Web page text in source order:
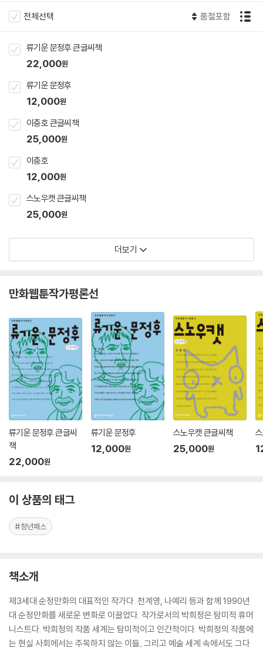
전체선택 품절포함
류기운 문정후 큰글씨책
22,000원
류기운 문정후
12,000원
이충호 큰글씨책
25,000원
이충호
12,000원
스노우캣 큰글씨책
25,000원
더보기
만화웹툰작가평론선
류기운 문정후 큰글씨
책
22,000원
류기운 문정후
12,000원
스노우캣 큰글씨책
25,000원
이 상품의 태그
#청년패스
책소개
제3세대 순정만화의 대표적인 작가다. 천계영, 나예리 등과 함께 1990년
대 순정만화를 새로운 변화로 이끌었다. 작가로서의 박희정은 탐미적 휴머
니스트다. 박희정의 작품 세계는 탐미적이고 인간적이다. 박희정의 작품에
는 현실 사회에서는 주목하지 않는 이들, 그리고 예술 세계 속에서도 그다